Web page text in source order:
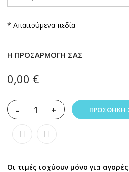
* Απαιτούμενα πεδία
Η ΠΡΟΣΑΡΜΟΓΉ ΣΑΣ
0,00 €
- + ΠΡΟΣΘΉΚΗ
Οι τιμές ισχύουν μόνο για